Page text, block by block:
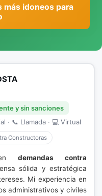
más idoneos para
y sin sanciones
· 📞 Llamada · 💻 Virtual
Constructoras
endemandas contra
sólida y estratégica
Mi experiencia en
administrativos y civiles